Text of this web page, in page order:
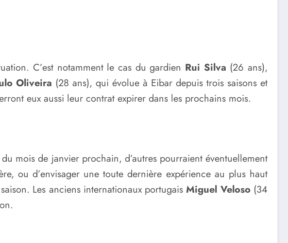
C’est notamment le cas du gardien Rui Silva (26 ans),
Oliveira (28 ans), qui évolue à Eibar depuis trois saisons et
eux aussi leur contrat expirer dans les prochains mois.
mois de janvier prochain, d’autres pourraient éventuellement
ou d’envisager une toute dernière expérience au plus haut
Les anciens internationaux portugaisMiguel Veloso (34